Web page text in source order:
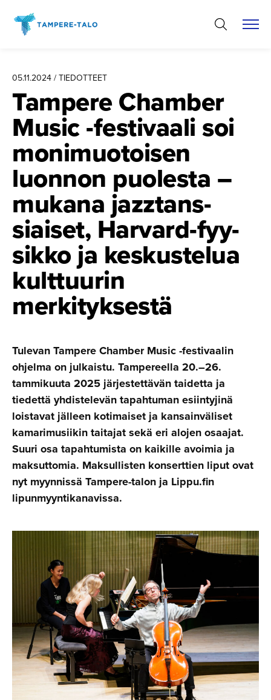
sisältöön
05.11.2024 / TIEDOTTEET
Tampere Chamber
Music -festivaali soi
monimuotoisen
luonnon puolesta –
mukana jazztans­
siaiset, Harvard-fyy­
sikko ja keskustelua
kulttuurin
merkityksestä
Tulevan Tampere Chamber Music -festivaalin
ohjelma on julkaistu. Tampereella 20.–26.
tammikuuta 2025 järjestettävän taidetta ja
tiedettä yhdistelevän tapahtuman esiintyjinä
loistavat jälleen kotimaiset ja kansainväliset
kamarimusiikin taitajat sekä eri alojen osaajat.
Suuri osa tapahtumista on kaikille avoimia ja
maksuttomia. Maksullisten konserttien liput ovat
nyt myynnissä Tampere-talon ja Lippu.fin
lipunmyyntikanavissa.